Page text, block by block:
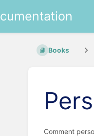
Books
Comment